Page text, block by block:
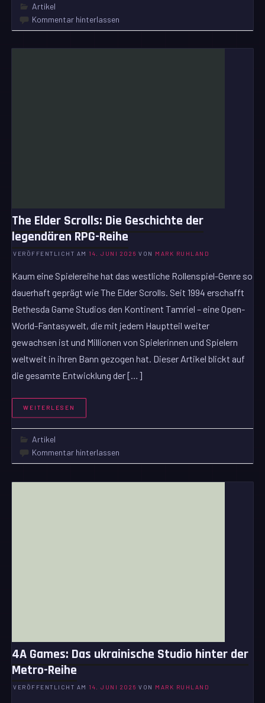
Artikel
Kommentar hinterlassen
The Elder Scrolls: Die Geschichte der
legendären RPG-Reihe
VERÖFFENTLICHT AM 14. JUNI 2026 VON MARK RUHLAND
Kaum eine Spielereihe hat das westliche Rollenspiel-Genre so
dauerhaft geprägt wie The Elder Scrolls. Seit 1994 erschafft
Bethesda Game Studios den Kontinent Tamriel – eine Open-
World-Fantasywelt, die mit jedem Hauptteil weiter
gewachsen ist und Millionen von Spielerinnen und Spielern
weltweit in ihren Bann gezogen hat. Dieser Artikel blickt auf
die gesamte Entwicklung der […]
WEITERLESEN
Artikel
Kommentar hinterlassen
4A Games: Das ukrainische Studio hinter der
Metro-Reihe
VERÖFFENTLICHT AM 14. JUNI 2026 VON MARK RUHLAND